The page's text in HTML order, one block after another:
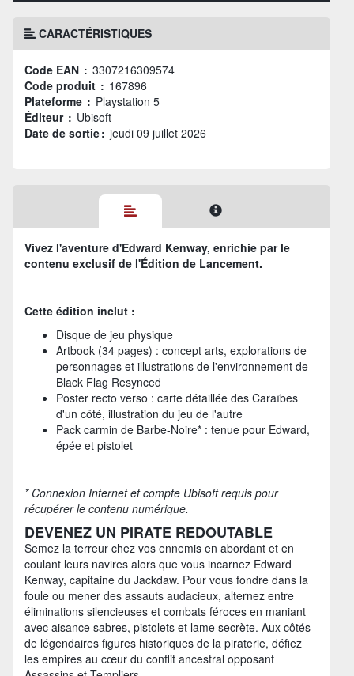
CARACTÉRISTIQUES
Code EAN : 3307216309574
Code produit : 167896
Plateforme : Playstation 5
Éditeur : Ubisoft
Date de sortie : jeudi 09 juillet 2026
Vivez l'aventure d'Edward Kenway, enrichie par le
contenu exclusif de l'Édition de Lancement.
Cette édition inclut :
Disque de jeu physique
Artbook (34 pages) : concept arts, explorations de
personnages et illustrations de l'environnement de
Black Flag Resynced
Poster recto verso : carte détaillée des Caraïbes
d'un côté, illustration du jeu de l'autre
Pack carmin de Barbe-Noire* : tenue pour Edward,
épée et pistolet
* Connexion Internet et compte Ubisoft requis pour
récupérer le contenu numérique.
DEVENEZ UN PIRATE REDOUTABLE
Semez la terreur chez vos ennemis en abordant et en
coulant leurs navires alors que vous incarnez Edward
Kenway, capitaine du Jackdaw. Pour vous fondre dans la
foule ou mener des assauts audacieux, alternez entre
éliminations silencieuses et combats féroces en maniant
avec aisance sabres, pistolets et lame secrète. Aux côtés
de légendaires figures historiques de la piraterie, défiez
les empires au cœur du conflit ancestral opposant